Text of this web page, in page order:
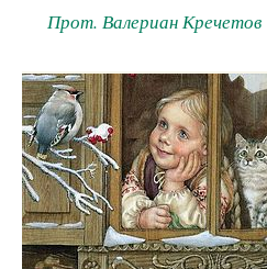
Прот. Валериан Кречетов